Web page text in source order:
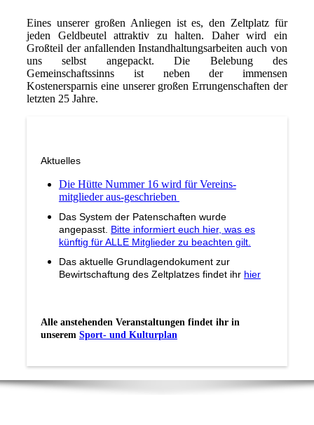
Eines unserer großen Anliegen ist es, den Zeltplatz für
jeden Geldbeutel attraktiv zu halten. Daher wird ein
Großteil der anfallenden Instandhaltungsarbeiten auch von
uns selbst angepackt. Die Belebung des
Gemeinschaftssinns ist neben der immensen
Kostenersparnis eine unserer großen Errungenschaften der
letzten 25 Jahre.
Aktuelles
Die Hütte Nummer 16 wird für Vereins-
mitglieder aus-geschrieben
Das System der Patenschaften wurde
angepasst. Bitte informiert euch hier, was es
künftig für ALLE Mitglieder zu beachten gilt.
Das aktuelle Grundlagendokument zur
Bewirtschaftung des Zeltplatzes findet ihr hier
Alle anstehenden Veranstaltungen findet ihr in
unserem Sport- und Kulturplan